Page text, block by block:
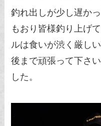
釣れ出しが少し遅か
もおり皆様釣り上げ
ルは食いが渋く厳し
後まで頑張って下さ
した。